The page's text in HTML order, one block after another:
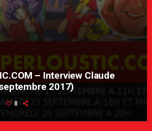
– Interview Claude
2017)
8